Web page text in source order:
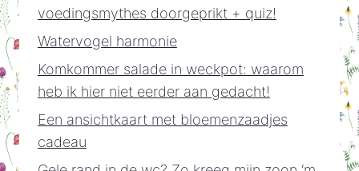
voedingsmythes doorgeprikt + quiz!
Watervogel harmonie
Komkommer salade in weckpot: waarom
heb ik hier niet eerder aan gedacht!
Een ansichtkaart met bloemenzaadjes
cadeau